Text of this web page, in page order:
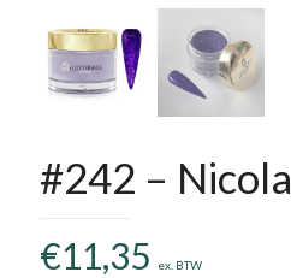
#242 – Nicola
€11,35 ex. BTW